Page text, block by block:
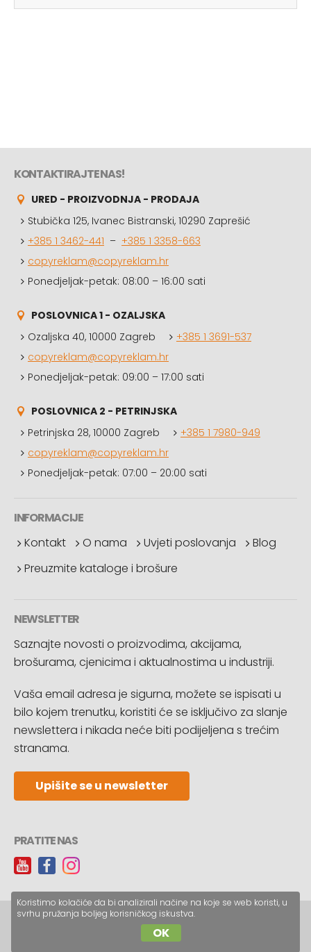
KONTAKTIRAJTE NAS!
URED - PROIZVODNJA - PRODAJA
Stubička 125, Ivanec Bistranski, 10290 Zaprešić
+385 1 3462-441 – +385 1 3358-663
copyreklam@copyreklam.hr
Ponedjeljak-petak: 08:00 – 16:00 sati
POSLOVNICA 1 - OZALJSKA
Ozaljska 40, 10000 Zagreb
+385 1 3691-537
copyreklam@copyreklam.hr
Ponedjeljak-petak: 09:00 – 17:00 sati
POSLOVNICA 2 - PETRINJSKA
Petrinjska 28, 10000 Zagreb
+385 1 7980-949
copyreklam@copyreklam.hr
Ponedjeljak-petak: 07:00 – 20:00 sati
INFORMACIJE
Kontakt
O nama Uvjeti poslovanja
Blog
Preuzmite kataloge i brošure
NEWSLETTER
Saznajte novosti o proizvodima, akcijama,
brošurama, cjenicima i aktualnostima u industriji.
Vaša email adresa je sigurna, možete se ispisati u
bilo kojem trenutku, koristiti će se isključivo za slanje
newslettera i nikada neće biti podijeljena s trećim
stranama.
Upišite se u newsletter
PRATITE NAS
Copyright © CopyReklam d.o.o.
Koristimo kolačiće da bi analizirali načine na koje se web koristi, u
svrhu pružanja boljeg korisničkog iskustva.
OK